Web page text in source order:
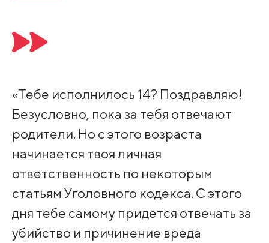
«Тебе исполнилось 14? Поздравляю!
Безусловно, пока за тебя отвечают
родители. Но с этого возраста
начинается твоя личная
ответственность по некоторым
статьям Уголовного кодекса. С этого
дня тебе самому придется отвечать за
убийство и причинение вреда